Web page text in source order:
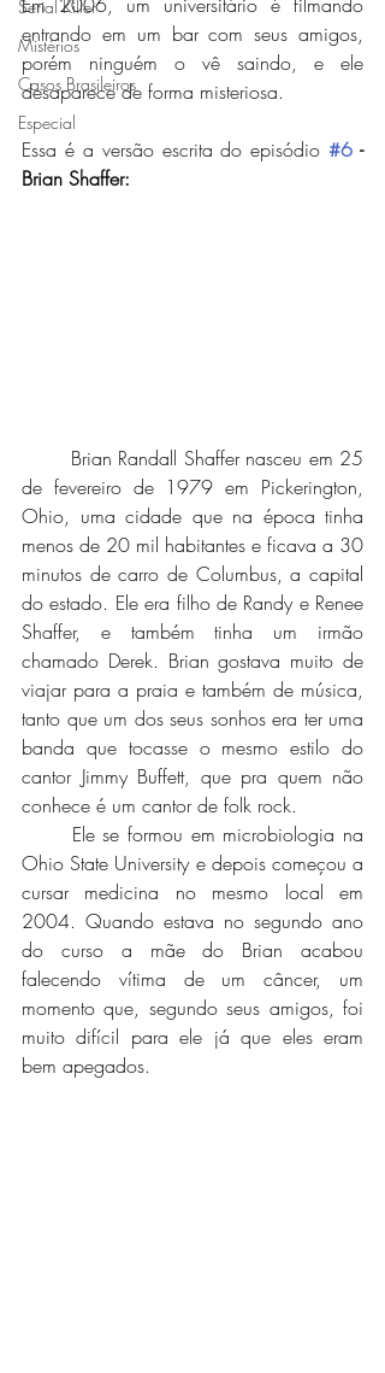
Serial Killer
Mistérios
Casos Brasileiros
Especial
entrando em um bar com seus amigos,
porém ninguém o vê saindo, e ele
desaparece de forma misteriosa.
Essa é a versão escrita do episódio #6 -
Brian Shaffer:
de fevereiro de 1979 em Pickerington,
Ohio, uma cidade que na época tinha
menos de 20 mil habitantes e ficava a 30
minutos de carro de Columbus, a capital
do estado. Ele era filho de Randy e Renee
Shaffer, e também tinha um irmão
chamado Derek. Brian gostava muito de
viajar para a praia e também de música,
tanto que um dos seus sonhos era ter uma
banda que tocasse o mesmo estilo do
cantor Jimmy Buffett, que pra quem não
conhece é um cantor de folk rock.
Ohio State University e depois começou a
cursar medicina no mesmo local em
2004. Quando estava no segundo ano
do curso a mãe do Brian acabou
falecendo vítima de um câncer, um
momento que, segundo seus amigos, foi
muito difícil para ele já que eles eram
bem apegados.